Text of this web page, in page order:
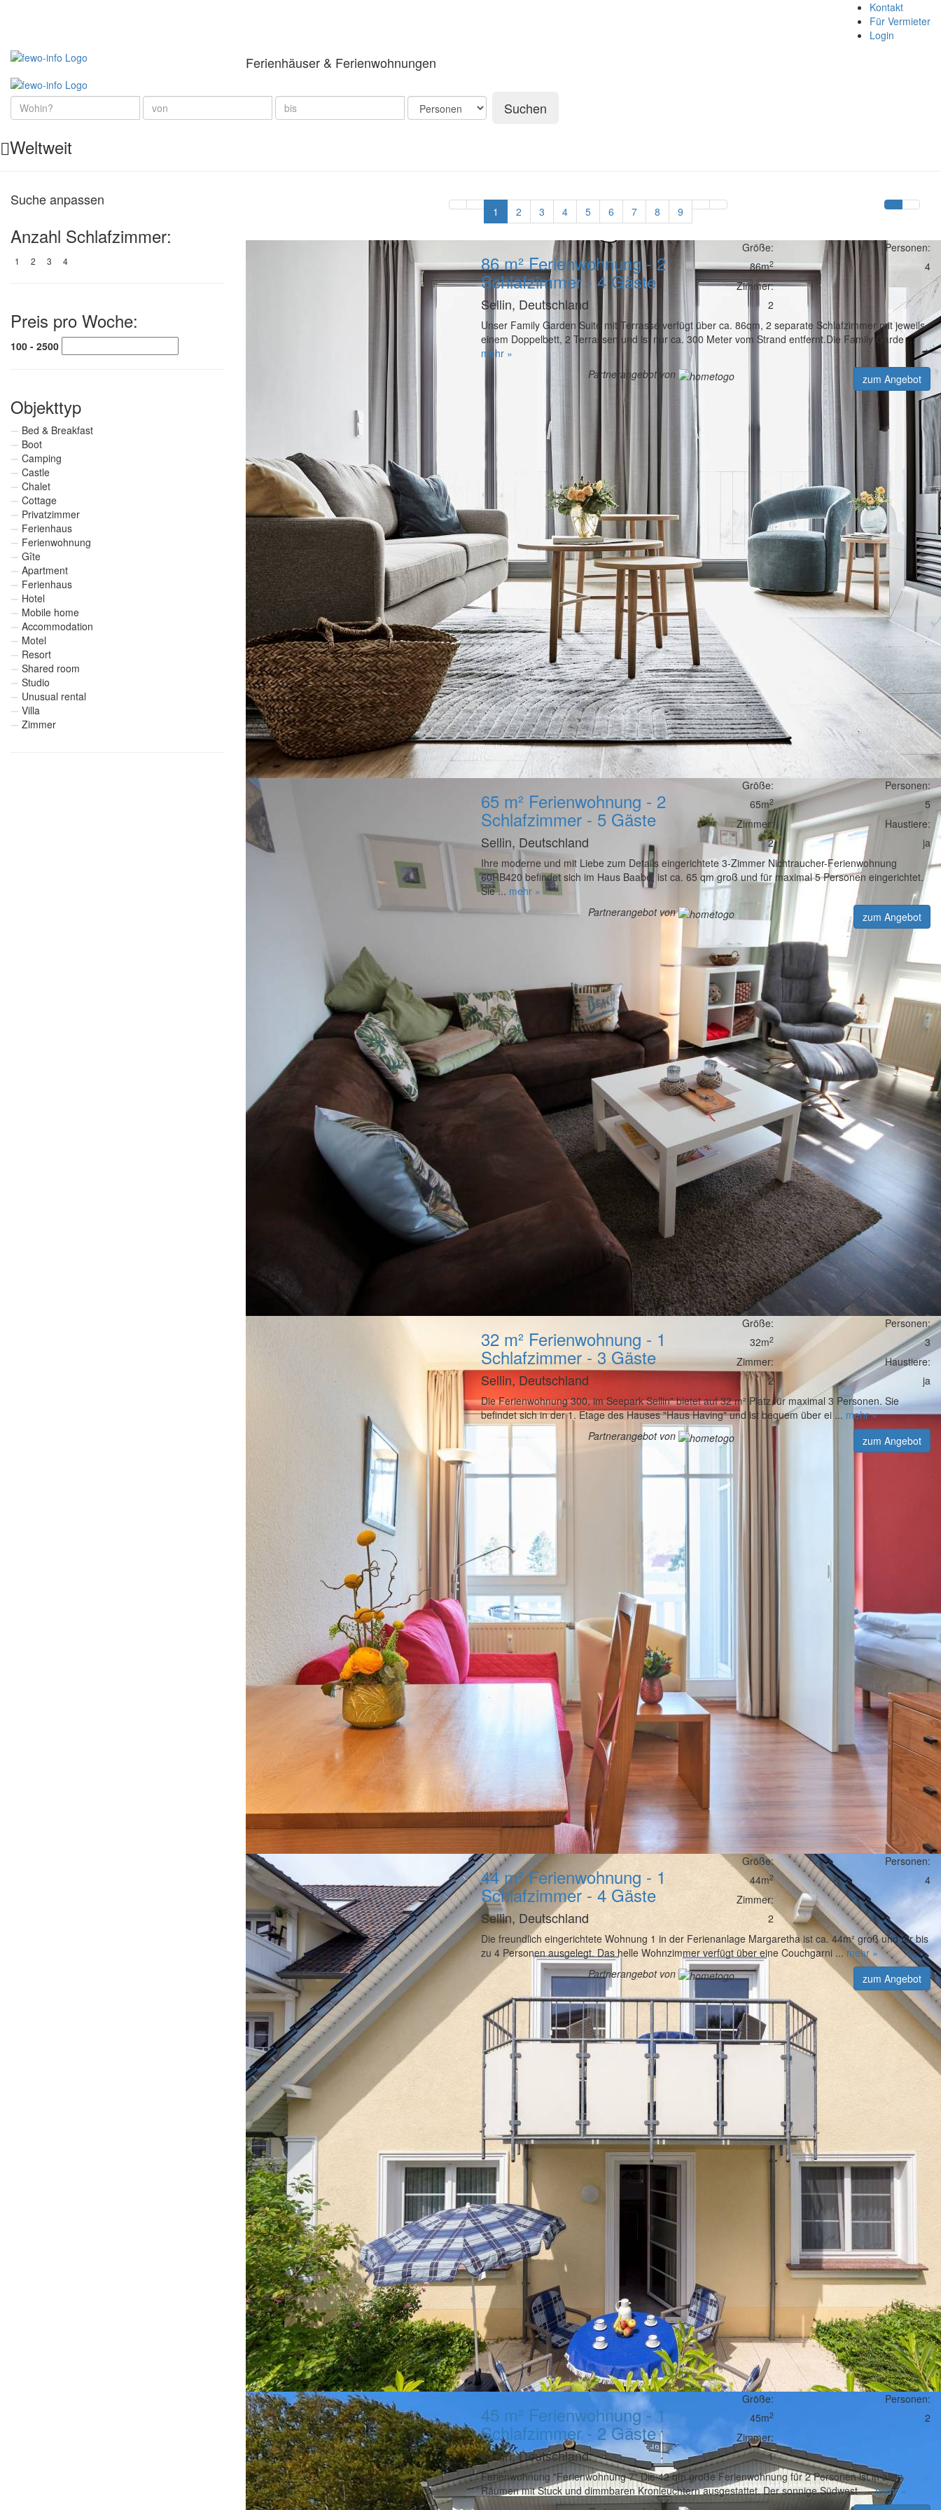
Kontakt
Für Vermieter
Login
Ferienhäuser & Ferienwohnungen
Suchen
Weltweit
Suche anpassen
Anzahl Schlafzimmer:
1 2 3 4
Preis pro Woche:
100 - 2500
Objekttyp
Bed & Breakfast
Boot
Camping
Castle
Chalet
Cottage
Privatzimmer
Ferienhaus
Ferienwohnung
Gîte
Apartment
Ferienhaus
Hotel
Mobile home
Accommodation
Motel
Resort
Shared room
Studio
Unusual rental
Villa
Zimmer
1 2 3 4 5 6 7 8 9
86 m² Ferienwohnung - 2
Schlafzimmer - 4 Gäste
Sellin, Deutschland
Größe:
86m2
Zimmer:
2
Personen:
4
Unser Family Garden Suite mit Terrasse verfügt über ca. 86qm, 2 separate Schlafzimmer mit jeweils
einem Doppelbett, 2 Terrassen und ist nur ca. 300 Meter vom Strand entfernt.Die Family Garde ...
mehr »
Partnerangebot von
zum Angebot
65 m² Ferienwohnung - 2
Schlafzimmer - 5 Gäste
Sellin, Deutschland
Größe:
65m2
Zimmer:
2
Personen:
5
Haustiere:
ja
Ihre moderne und mit Liebe zum Details eingerichtete 3-Zimmer Nichtraucher-Ferienwohnung
60RB420 befindet sich im Haus Baabe, ist ca. 65 qm groß und für maximal 5 Personen eingerichtet.
Sie ... mehr »
Partnerangebot von
zum Angebot
32 m² Ferienwohnung - 1
Schlafzimmer - 3 Gäste
Sellin, Deutschland
Größe:
32m2
Zimmer:
2
Personen:
3
Haustiere:
ja
Die Ferienwohnung 300, im Seepark Sellin" bietet auf 32 m² Platz für maximal 3 Personen. Sie
befindet sich in der 1. Etage des Hauses "Haus Having" und ist bequem über ei ... mehr »
Partnerangebot von
zum Angebot
44 m² Ferienwohnung - 1
Schlafzimmer - 4 Gäste
Sellin, Deutschland
Größe:
44m2
Zimmer:
2
Personen:
4
Die freundlich eingerichtete Wohnung 1 in der Ferienanlage Margaretha ist ca. 44m² groß und für bis
zu 4 Personen ausgelegt. Das helle Wohnzimmer verfügt über eine Couchgarni ...mehr »
Partnerangebot von
zum Angebot
45 m² Ferienwohnung - 1
Schlafzimmer - 2 Gäste
Sellin, Deutschland
Größe:
45m2
Zimmer:
1
Personen:
2
Ferienwohnung "Ferienwohnung 7" Die 42 qm große Ferienwohnung für 2 Personen ist in allen
Räumen mit Stuck und dimmbaren Kronleuchtern ausgestattet. Der sonnige Südwest- ...mehr »